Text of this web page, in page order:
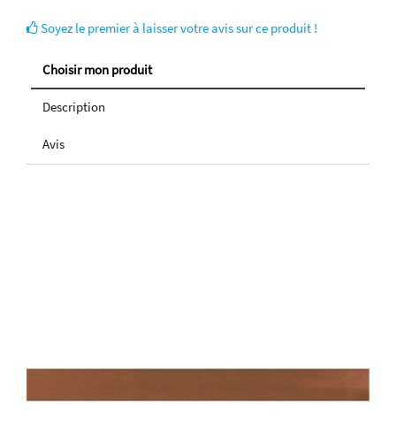
Soyez le premier à laisser votre avis sur ce produit !
Choisir mon produit
Description
Avis